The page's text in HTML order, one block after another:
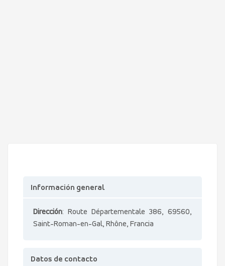
Información general
Dirección: Route Départementale 386, 69560,
Saint-Roman-en-Gal, Rhône, Francia
Datos de contacto